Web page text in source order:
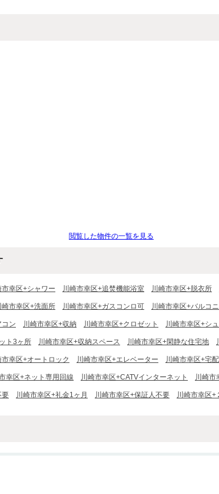
閲覧した物件の一覧を見る
市幸区+シャワー 川崎市幸区+追焚機能浴室 川崎市幸区+脱衣所
崎市幸区+洗面所 川崎市幸区+ガスコンロ可 川崎市幸区+バルコ
コン 川崎市幸区+収納 川崎市幸区+クロゼット 川崎市幸区+シ
ト3ヶ所 川崎市幸区+収納スペース 川崎市幸区+閑静な住宅地
市幸区+オートロック 川崎市幸区+エレベーター 川崎市幸区+宅
幸区+ネット専用回線 川崎市幸区+CATVインターネット 川崎市
要 川崎市幸区+礼金1ヶ月 川崎市幸区+保証人不要 川崎市幸区+